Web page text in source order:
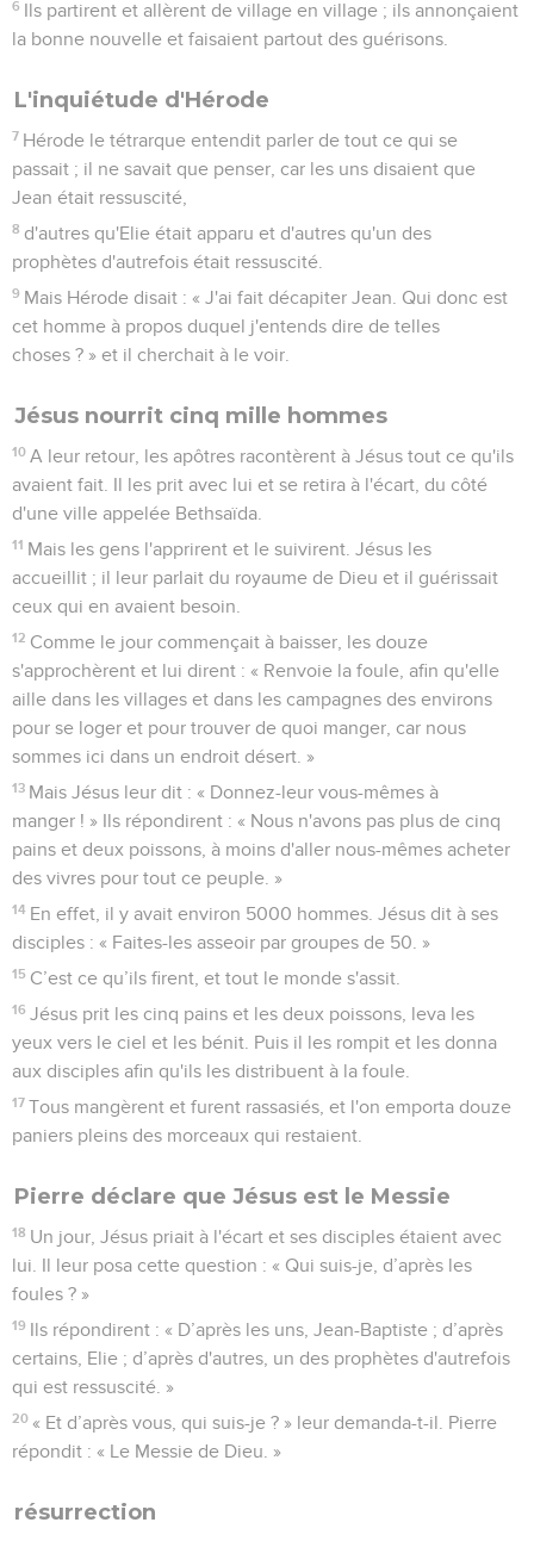
6 Ils partirent et allèrent de village en village ; ils annonçaient
la bonne nouvelle et faisaient partout des guérisons.
L'inquiétude d'Hérode
7 Hérode le tétrarque entendit parler de tout ce qui se
passait ; il ne savait que penser, car les uns disaient que
Jean était ressuscité,
8 d'autres qu'Elie était apparu et d'autres qu'un des
prophètes d'autrefois était ressuscité.
9 Mais Hérode disait : « J'ai fait décapiter Jean. Qui donc est
cet homme à propos duquel j'entends dire de telles
choses ? » et il cherchait à le voir.
Jésus nourrit cinq mille hommes
10 A leur retour, les apôtres racontèrent à Jésus tout ce qu'ils
avaient fait. Il les prit avec lui et se retira à l'écart, du côté
d'une ville appelée Bethsaïda.
11 Mais les gens l'apprirent et le suivirent. Jésus les
accueillit ; il leur parlait du royaume de Dieu et il guérissait
ceux qui en avaient besoin.
12 Comme le jour commençait à baisser, les douze
s'approchèrent et lui dirent : « Renvoie la foule, afin qu'elle
aille dans les villages et dans les campagnes des environs
pour se loger et pour trouver de quoi manger, car nous
sommes ici dans un endroit désert. »
13 Mais Jésus leur dit : « Donnez-leur vous-mêmes à
manger ! » Ils répondirent : « Nous n'avons pas plus de cinq
pains et deux poissons, à moins d'aller nous-mêmes acheter
des vivres pour tout ce peuple. »
14 En effet, il y avait environ 5000 hommes. Jésus dit à ses
disciples : « Faites-les asseoir par groupes de 50. »
15 C’est ce qu’ils firent, et tout le monde s'assit.
16 Jésus prit les cinq pains et les deux poissons, leva les
yeux vers le ciel et les bénit. Puis il les rompit et les donna
aux disciples afin qu'ils les distribuent à la foule.
17 Tous mangèrent et furent rassasiés, et l'on emporta douze
paniers pleins des morceaux qui restaient.
Pierre déclare que Jésus est le Messie
18 Un jour, Jésus priait à l'écart et ses disciples étaient avec
lui. Il leur posa cette question : « Qui suis-je, d’après les
foules ? »
19 Ils répondirent : « D’après les uns, Jean-Baptiste ; d’après
certains, Elie ; d’après d'autres, un des prophètes d'autrefois
qui est ressuscité. »
20 « Et d’après vous, qui suis-je ? » leur demanda-t-il. Pierre
répondit : « Le Messie de Dieu. »
résurrection